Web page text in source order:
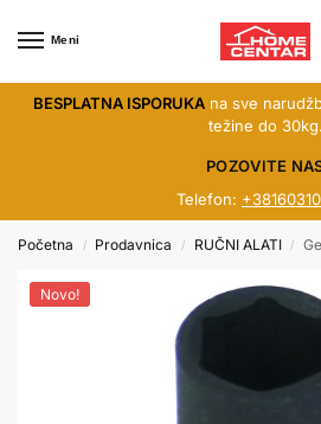
Meni
BESPLATNA ISPORUKAna sve
težine do 30kg.
POZOVITE
Telefon:
Početna / Prodavnica / RUČNI ALATI /
Novo!